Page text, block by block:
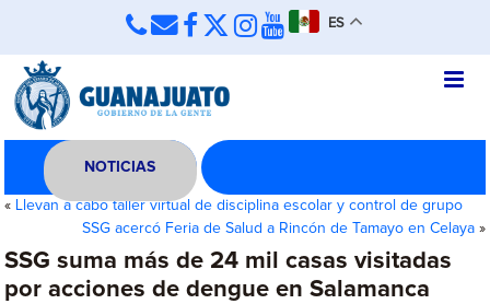
ES
NOTICIAS
« Llevan a cabo taller virtual de disciplina escolar y control de grupo
SSG acercó Feria de Salud a Rincón de Tamayo en Celaya»
SSG suma más de 24 mil casas visitadas
por acciones de dengue en Salamanca